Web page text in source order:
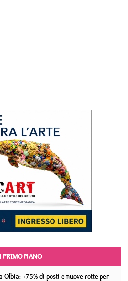
PRIMO PIANO
Olbia: +75% di posti e nuove rotte per